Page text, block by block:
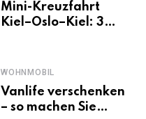
Mini-Kreuzfahrt
Kiel–Oslo–Kiel: 3
WOHNMOBIL
Vanlife verschenken
– so machen Sie